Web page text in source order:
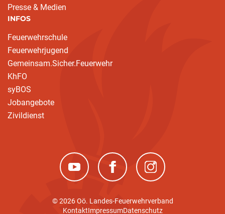
Presse & Medien
INFOS
Feuerwehrschule
Feuerwehrjugend
Gemeinsam.Sicher.Feuerwehr
KhFO
syBOS
Jobangebote
Zivildienst
(neues Fenster)(neues Fenster)(neues Fenster)
© 2026 Oö. Landes-Feuerwehrverband
KontaktImpressumDatenschutz